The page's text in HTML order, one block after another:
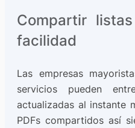
Compartir
facilidad
Las empresas
servicios pueden
actualizadas al instante
PDFs compartidos así